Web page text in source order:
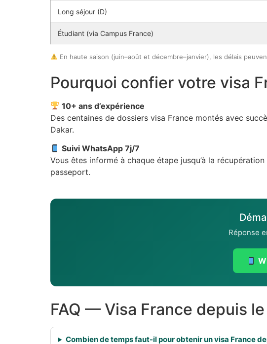
Long séjour (D)
Étudiant (via Campus France)
En haute saison (juin–août et décembre–janvier), les délais
Pourquoi confier votre visa
10+ ans d’expérience
Des centaines de dossiers visa France montés avec
Dakar.
Suivi WhatsApp 7j/7
Vous êtes informé à chaque étape jusqu’à la
passeport.
Réponse
FAQ — Visa France depuis
Combien de temps faut-il pour obtenir un visa France